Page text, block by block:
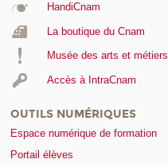
HandiCnam
La boutique du Cnam
Musée des arts et métiers
Accès à IntraCnam
OUTILS NUMÉRIQUES
Espace numérique de formation
Portail élèves